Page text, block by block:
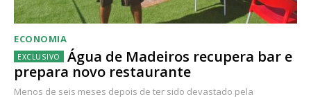
ECONOMIA
Água de Madeiros recupera bar e
prepara novo restaurante
Menos de seis meses depois de ter sido devastado pela